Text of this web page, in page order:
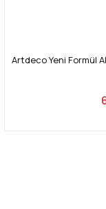
Artdeco Yeni Formül